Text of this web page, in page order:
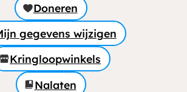
Doneren
gegevens wijzigen
Kringloopwinkels
Nalaten